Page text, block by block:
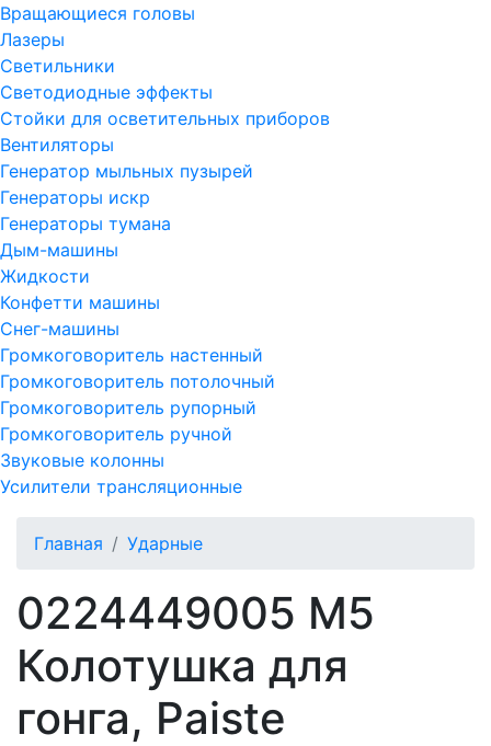
Вращающиеся головы
Лазеры
Светильники
Светодиодные эффекты
Стойки для осветительных приборов
Вентиляторы
Генератор мыльных пузырей
Генераторы искр
Генераторы тумана
Дым-машины
Жидкости
Конфетти машины
Снег-машины
Громкоговоритель настенный
Громкоговоритель потолочный
Громкоговоритель рупорный
Громкоговоритель ручной
Звуковые колонны
Усилители трансляционные
Главная Ударные
0224449005 М5
Колотушка для
гонга, Paiste